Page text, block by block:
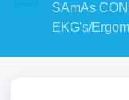
SAmAs
EKG's/